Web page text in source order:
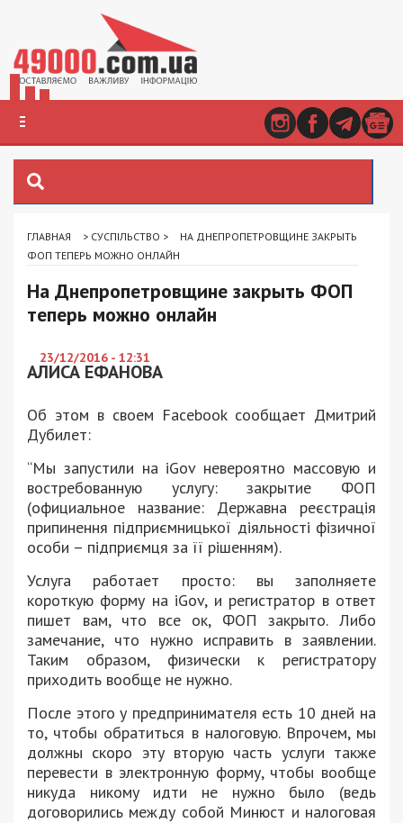
ГЛАВНАЯ > СУСПІЛЬСТВО >
НА ДНЕПРОПЕТРОВЩИНЕ ЗАКРЫТЬ
ФОП ТЕПЕРЬ МОЖНО ОНЛАЙН
На Днепропетровщине закрыть ФОП
теперь можно онлайн
23/12/2016 - 12:31
АЛИСА ЕФАНОВА
Об этом в своем Facebook сообщает Дмитрий
Дубилет:
“Мы запустили на iGov невероятно массовую и
востребованную услугу: закрытие ФОП
(официальное название: Державна реєстрація
припинення підприємницької діяльності фізичної
особи – підприємця за її рішенням).
Услуга работает просто: вы заполняете
короткую форму на iGov, и регистратор в ответ
пишет вам, что все ок, ФОП закрыто. Либо
замечание, что нужно исправить в заявлении.
Таким образом, физически к регистратору
приходить вообще не нужно.
После этого у предпринимателя есть 10 дней на
то, чтобы обратиться в налоговую. Впрочем, мы
должны скоро эту вторую часть услуги также
перевести в электронную форму, чтобы вообще
никуда никому идти не нужно было (ведь
договорились между собой Минюст и налоговая